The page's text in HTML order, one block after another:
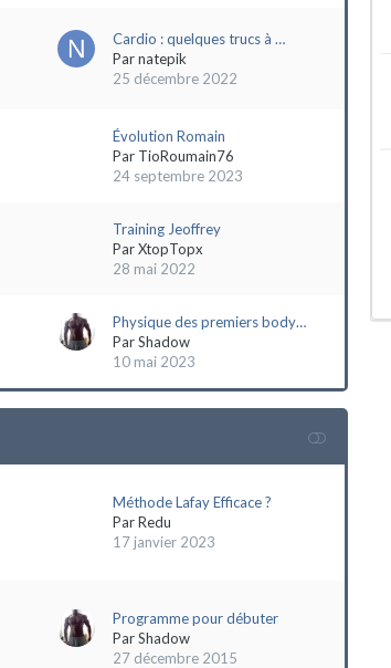
Cardio : quelques trucs à …
Parnatepik
25 décembre 2022
Évolution Romain
Par TioRoumain76
24 septembre 2023
Training Jeoffrey
ParXtopTopx
28 mai 2022
Physique des premiers body…
ParShadow
10 mai 2023
Méthode Lafay Efficace ?
ParRedu
17 janvier 2023
Programme pour débuter
ParShadow
27 décembre 2015